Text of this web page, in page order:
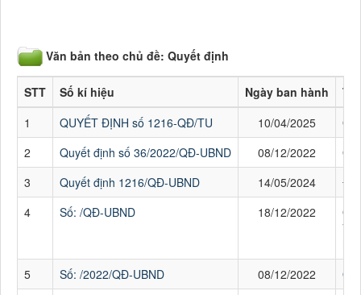
Văn bản theo chủ đề: Quyết định
STT Số kí hiệu Ngày ban hành
1
QUYẾT ĐỊNH số 1216-QĐ/TU 10/04/2025
2
Quyết định số 36/2022/QĐ-UBND 08/12/2022
3
Quyết định 1216/QĐ-UBND 14/05/2024
Đề
4
Số: /QĐ-UBND 18/12/2022
Về
5
Số: /2022/QĐ-UBND 08/12/2022